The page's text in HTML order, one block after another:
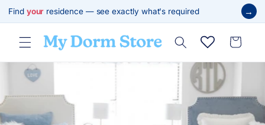
跳至內
容
Find your residence — see exactly what's required →
購
物